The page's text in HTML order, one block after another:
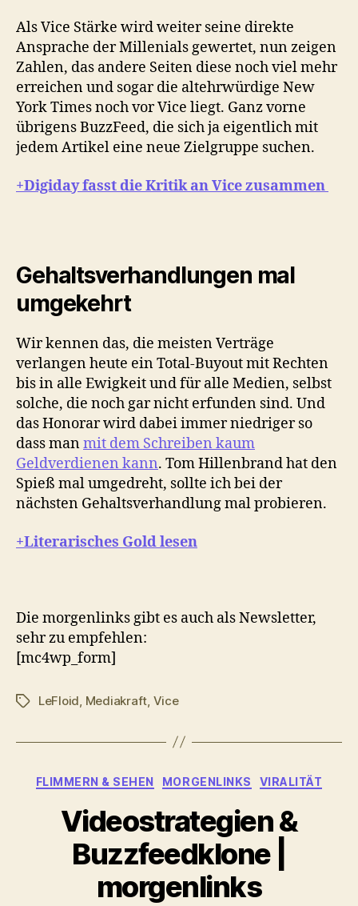
Als Vice Stärke wird weiter seine direkte
Ansprache der Millenials gewertet, nun zeigen
Zahlen, das andere Seiten diese noch viel mehr
erreichen und sogar die altehrwürdige New
York Times noch vor Vice liegt. Ganz vorne
übrigens BuzzFeed, die sich ja eigentlich mit
jedem Artikel eine neue Zielgruppe suchen.
+Digiday fasst die Kritik an Vice zusammen
Gehaltsverhandlungen mal
umgekehrt
Wir kennen das, die meisten Verträge
verlangen heute ein Total-Buyout mit Rechten
bis in alle Ewigkeit und für alle Medien, selbst
solche, die noch gar nicht erfunden sind. Und
das Honorar wird dabei immer niedriger so
dass manmit dem Schreiben kaum
Geldverdienen kann. Tom Hillenbrand hat den
Spieß mal umgedreht, sollte ich bei der
nächsten Gehaltsverhandlung mal probieren.
+Literarisches Gold lesen
Die morgenlinks gibt es auch als Newsletter,
sehr zu empfehlen:
[mc4wp_form]
Schlagwörter
LeFloid, Mediakraft, Vice
Kategorien
FLIMMERN & SEHEN MORGENLINKS VIRALITÄT
Videostrategien &
Buzzfeedklone |
morgenlinks